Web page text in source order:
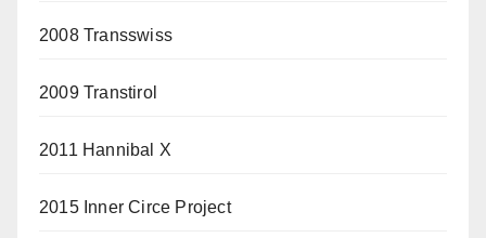
2008 Transswiss
2009 Transtirol
2011 Hannibal X
2015 Inner Circe Project